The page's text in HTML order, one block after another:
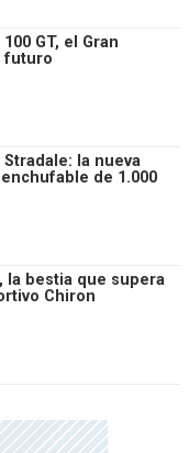
GT, el Gran
futuro
Stradale: la nueva
de 1.000
la bestia que supera
Chiron